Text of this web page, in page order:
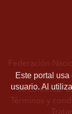
Este portal
usuario. Al
Federación
Al continuar
Términos y